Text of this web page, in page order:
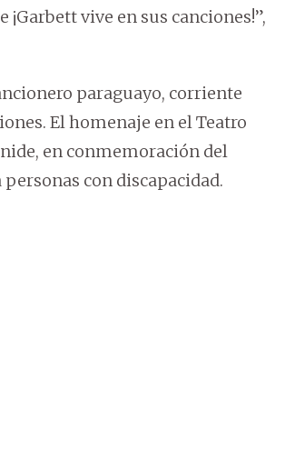
vive en sus canciones!”,
paraguayo, corriente
El homenaje en el Teatro
en conmemoración del
con discapacidad.